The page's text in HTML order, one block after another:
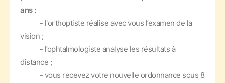
ans :
- l'orthoptiste réalise avec vous l’examen de la
vision ;
- l’ophtalmologiste analyse les résultats à
distance ;
- vous recevez votre nouvelle ordonnance sous 8